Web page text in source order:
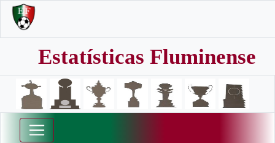
Estatísticas Fluminense